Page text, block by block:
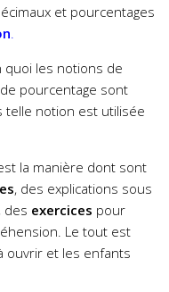
et pourcentages
.
quoi les notions de
pourcentage sont
notion est utilisée
la manière dont sont
, des explications sous
, des exercices pour
Le tout est
ouvrir et les enfants